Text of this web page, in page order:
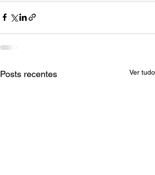
Posts recentes Ver tudo